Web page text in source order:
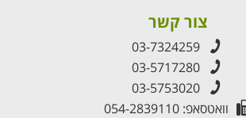
צור קשר
03-7324259
03-5717280
03-5753020
וואטסאפ: 054-2839110